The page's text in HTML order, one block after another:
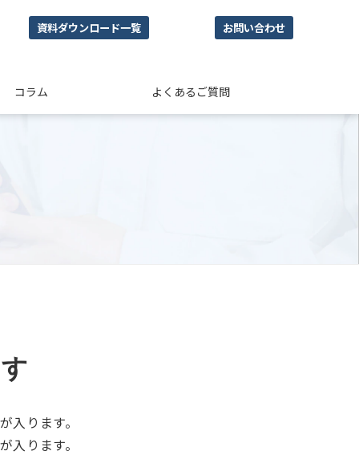
資料ダウンロード一覧 お問い合わせ
コラム よくあるご質問
入ります。
入ります。